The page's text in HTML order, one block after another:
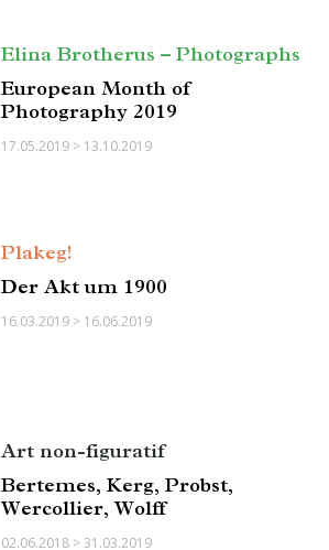
Elina Brotherus – Photographs
European Month of
Photography 2019
17.05.2019 > 13.10.2019
Plakeg!
Der Akt um 1900
16.03.2019 > 16.06.2019
Art non-figuratif
Bertemes, Kerg, Probst,
Wercollier, Wolff
02.06.2018 > 31.03.2019